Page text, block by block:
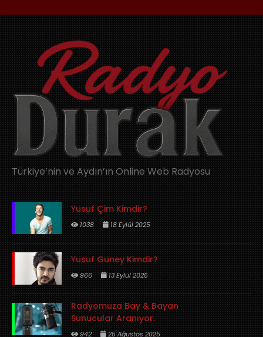
Türkiye’nin ve Aydın’ın Online Web Radyosu
Yusuf Çim Kimdir?
1038 18 Eylül 2025
Yusuf Güney Kimdir?
966 13 Eylül 2025
Radyomuza Bay & Bayan
Sunucular Aranıyor.
942 25 Ağustos 2025